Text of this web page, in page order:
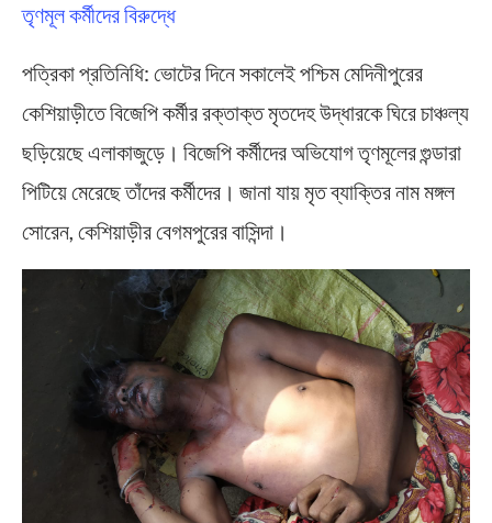
তৃণমূল কর্মীদের বিরুদ্ধে
পত্রিকা প্রতিনিধি: ভোটের দিনে সকালেই পশ্চিম মেদিনীপুরের
কেশিয়াড়ীতে বিজেপি কর্মীর রক্তাক্ত মৃতদেহ উদ্ধারকে ঘিরে চাঞ্চল্য
ছড়িয়েছে এলাকাজুড়ে। বিজেপি কর্মীদের অভিযোগ তৃণমূলের গুন্ডারা
পিটিয়ে মেরেছে তাঁদের কর্মীদের। জানা যায় মৃত ব্যাক্তির নাম মঙ্গল
সোরেন, কেশিয়াড়ীর বেগমপুরের বাসিন্দা।